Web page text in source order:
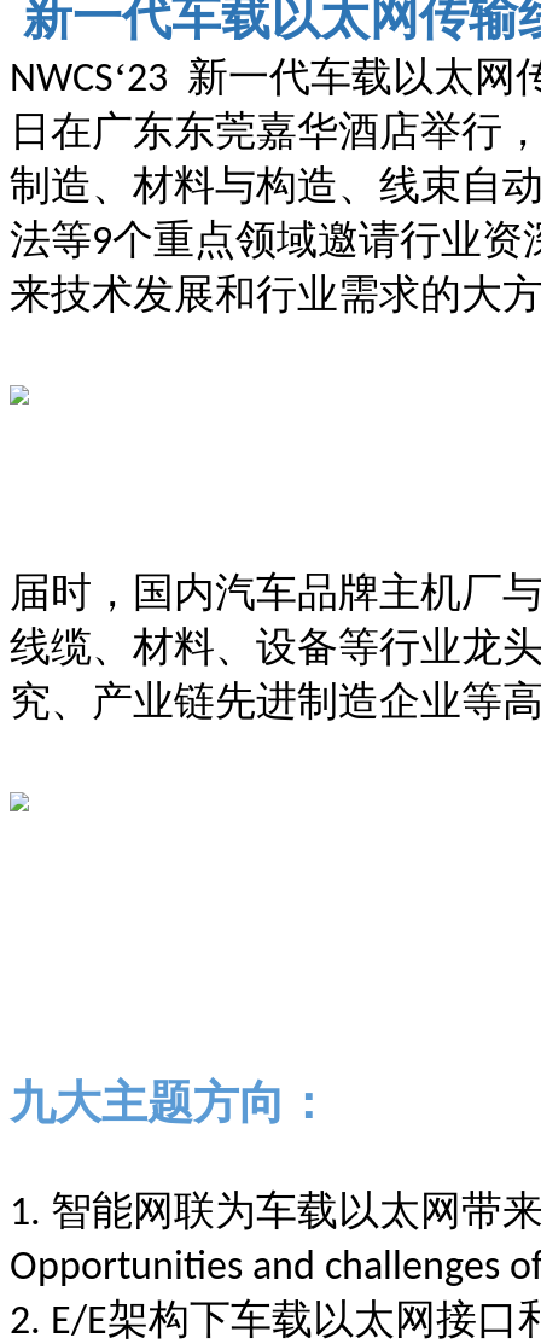
新一代车载以太网传输
NWCS‘23 新一代车载以太网
日在广东东莞嘉华酒店举行
制造、材料与构造、线束自
法等9个重点领域邀请行业资
来技术发展和行业需求的大
届时，国内汽车品牌主机厂
线缆、材料、设备等行业龙
究、产业链先进制造企业等
九大主题方向 ：
1. 智能网联为车载以太网带
Opportunities and challenges
2. E/E架构下车载以太网接口